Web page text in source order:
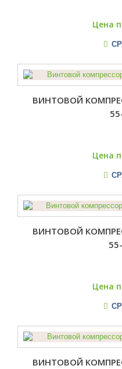
Цена
ВИНТОВОЙ
Цена
ВИНТОВОЙ
Цена
ВИНТОВОЙ